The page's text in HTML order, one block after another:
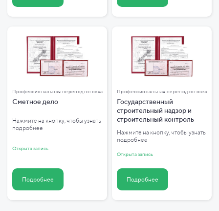
Профессиональная переподготовка
Сметное дело
Нажмите на кнопку, чтобы узнать
подробнее
Открыта запись
Подробнее
Профессиональная переподготовка
Государственный
строительный надзор и
строительный контроль
Нажмите на кнопку, чтобы узнать
подробнее
Открыта запись
Подробнее